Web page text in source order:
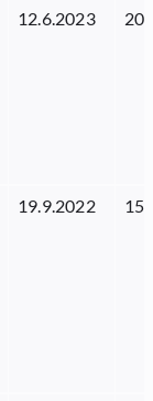
12.6.2023
19.9.2022